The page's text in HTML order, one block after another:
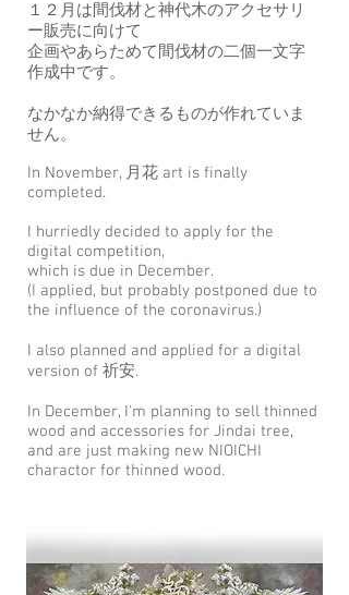
１２月は間伐材と神代木のアクセサリ
ー販売に向けて
企画やあらためて間伐材の二個一文字
作成中です。
​なかなか納得できるものが作れていま
せん。
In November, 月花 art is finally
completed.
I hurriedly decided to apply for the
digital competition,
which is due in December.
(I applied, but probably postponed due to
the influence of the coronavirus.)
I also planned and applied for a digital
version of 祈安.
In December, I'm planning to sell thinned
wood and accessories for Jindai tree,
and are just making new NIOICHI
charactor for thinned wood.